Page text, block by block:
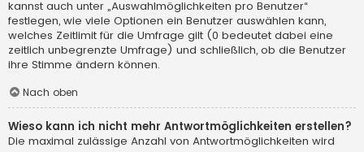
kannst auch unter „Auswahlmöglichkeiten pro Benutzer“
festlegen, wie viele Optionen ein Benutzer auswählen kann,
welches Zeitlimit für die Umfrage gilt (0 bedeutet dabei eine
zeitlich unbegrenzte Umfrage) und schließlich, ob die Benutzer
ihre Stimme ändern können.
Nach oben
Wieso kann ich nicht mehr Antwortmöglichkeiten erstellen?
Die maximal zulässige Anzahl von Antwortmöglichkeiten wird